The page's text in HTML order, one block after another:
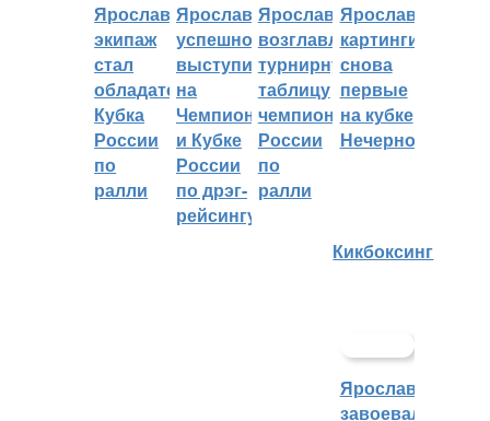
Ярославский
экипаж
стал
обладателем
Кубка
России
по
ралли
Ярославцы
успешно
выступили
на
Чемпионате
и Кубке
России
по дрэг-
рейсингу
Ярославцы
возглавляют
турнирную
таблицу
чемпионата
России
по
ралли
Ярославские
картингисты
снова
первые
на кубке
Нечерноземья
Кикбоксинг
Ярославцы
завоевали